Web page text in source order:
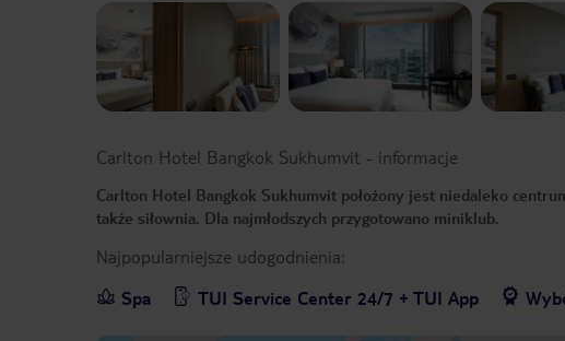
Carlton Hotel Bangkok Sukhumvit - informacje
Carlton Hotel Bangkok Sukhumvit położony jest niedaleko
także siłownia. Dla najmłodszych przygotowano miniklub.
Najpopularniejsze udogodnienia:
Spa
TUI Service Center 24/7 + TUI App